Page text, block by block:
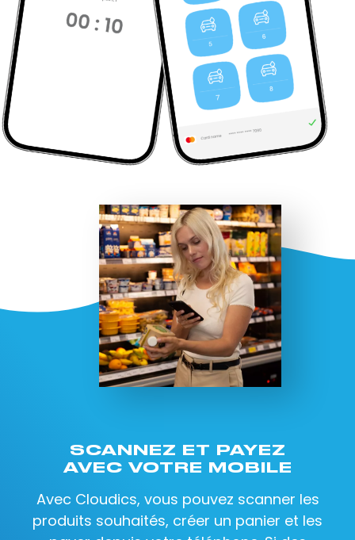
SCANNEZ ET PAYEZ
AVEC VOTRE MOBILE
Avec Cloudics, vous pouvez scanner les
produits souhaités, créer un panier et les